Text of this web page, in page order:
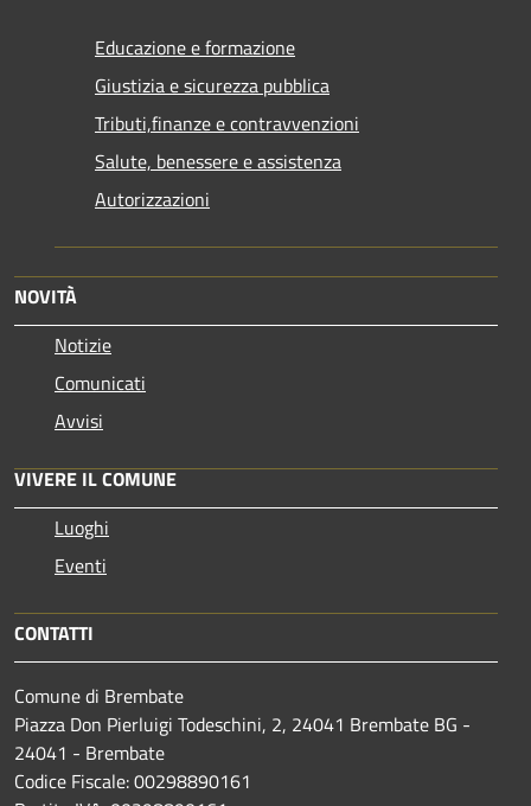
Educazione e formazione
Giustizia e sicurezza pubblica
Tributi,finanze e contravvenzioni
Salute, benessere e assistenza
Autorizzazioni
NOVITÀ
Notizie
Comunicati
Avvisi
VIVERE IL COMUNE
Luoghi
Eventi
CONTATTI
Comune di Brembate
Piazza Don Pierluigi Todeschini, 2, 24041 Brembate BG -
24041 - Brembate
Codice Fiscale: 00298890161